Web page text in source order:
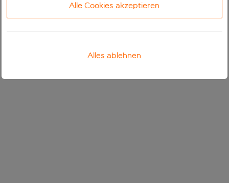
Alle Cookies akzeptieren
Alles ablehnen